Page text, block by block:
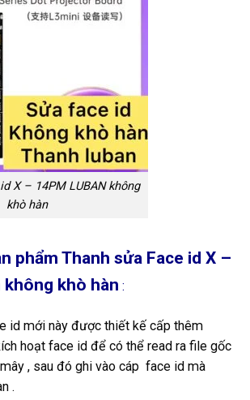
X – 14PM LUBAN không
khò hàn
phẩm Thanh sửa Face id X –
không khò hàn :
id mới này được thiết kế cấp thêm
hoạt face id để có thể read ra file gốc
, sau đó ghi vào cáp face id mà
.